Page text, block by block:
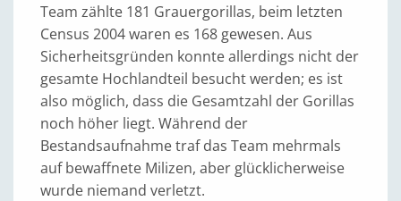
Team zählte 181 Grauergorillas, beim letzten
Census 2004 waren es 168 gewesen. Aus
Sicherheitsgründen konnte allerdings nicht der
gesamte Hochlandteil besucht werden; es ist
also möglich, dass die Gesamtzahl der Gorillas
noch höher liegt. Während der
Bestandsaufnahme traf das Team mehrmals
auf bewaffnete Milizen, aber glücklicherweise
wurde niemand verletzt.